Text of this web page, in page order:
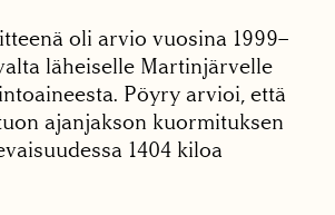
oli arvio vuosina 1999–
läheiselle Martinjärvelle
Pöyry arvioi, että
ajanjakson kuormituksen
1404 kiloa